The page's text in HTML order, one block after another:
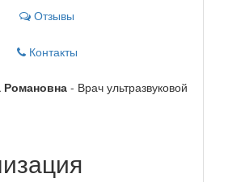
Отзывы
Контакты
- Врач ультразвуковой